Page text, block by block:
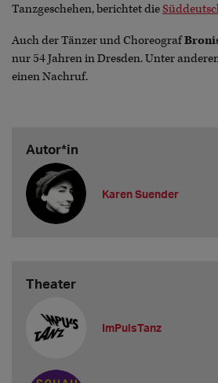
Tanzgeschehen, berichtet die
Auch der Tänzer und Choreograf
nur 54 Jahren in Dresden. Unter
einen Nachruf.
Autor*in
Karen Suender
Theater
ImPulsTanz